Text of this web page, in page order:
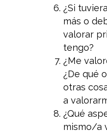
¿Si
más o
valorar
tengo?
¿Me
¿De qué
otras
a
¿Qué
mismo/a